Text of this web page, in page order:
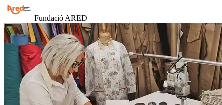
Fundació ARED